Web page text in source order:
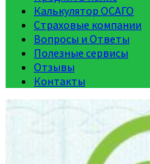
Калькулятор ОСАГО
Страховые компании
Вопросы и Ответы
Полезные сервисы
Отзывы
Контакты